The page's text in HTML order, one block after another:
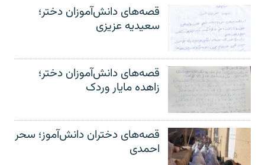
قصه‌های دانش‌آموزان دختر؛
سعیدیه عزیزی
قصه‌های دانش‌آموزان دختر؛
زاهده مایار وردک
قصه‌های دختران دانش‌آموز؛ سحر
احمدی